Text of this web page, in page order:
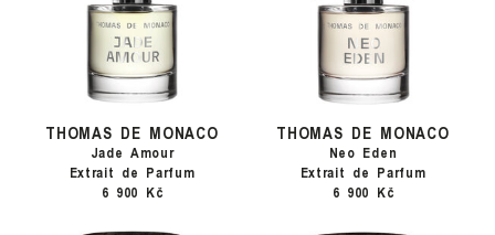
THOMAS DE MONACO
Jade Amour
Extrait de Parfum
6 900 Kč
THOMAS DE MONACO
Neo Eden
Extrait de Parfum
6 900 Kč